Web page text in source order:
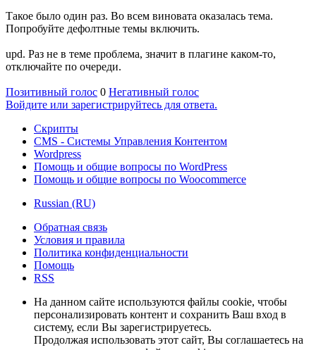
Такое было один раз. Во всем виновата оказалась тема.
Попробуйте дефолтные темы включить.
upd. Раз не в теме проблема, значит в плагине каком-то,
отключайте по очереди.
Позитивный голос 0 Негативный голос
Войдите или зарегистрируйтесь для ответа.
Скрипты
CMS - Системы Управления Контентом
Wordpress
Помощь и общие вопросы по WordPress
Помощь и общие вопросы по Woocommerce
Russian (RU)
Обратная связь
Условия и правила
Политика конфиденциальности
Помощь
RSS
На данном сайте используются файлы cookie, чтобы
персонализировать контент и сохранить Ваш вход в
систему, если Вы зарегистрируетесь.
Продолжая использовать этот сайт, Вы соглашаетесь на